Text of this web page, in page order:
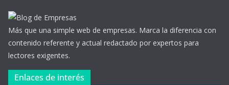
Más que una simple web de empresas. Marca la diferencia con
contenido referente y actual redactado por expertos para
lectores exigentes.
Enlaces de interés